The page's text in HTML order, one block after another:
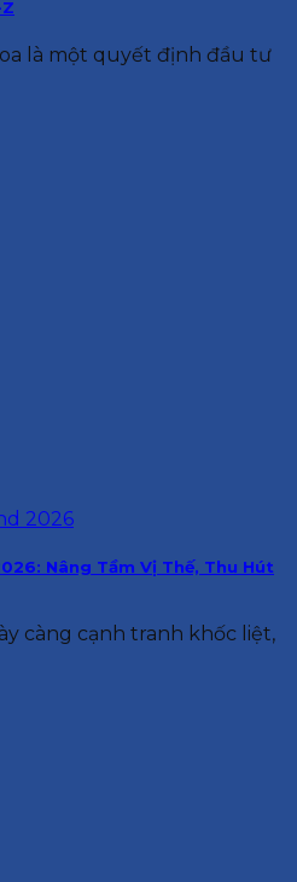
là một quyết định đầu tư
Nâng Tầm Vị Thế, Thu Hút
càng cạnh tranh khốc liệt,